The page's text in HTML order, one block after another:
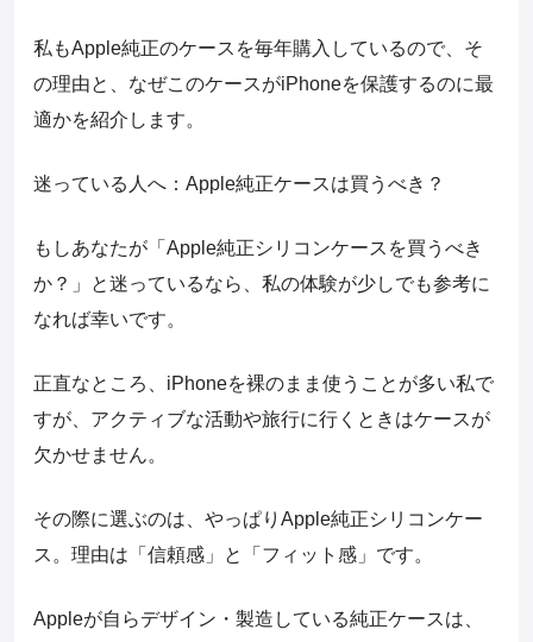
私もApple純正のケースを毎年購入しているので、そ
の理由と、なぜこのケースがiPhoneを保護するのに最
適かを紹介します。
迷っている人へ：Apple純正ケースは買うべき？
もしあなたが「Apple純正シリコンケースを買うべき
か？」と迷っているなら、私の体験が少しでも参考に
なれば幸いです。
正直なところ、iPhoneを裸のまま使うことが多い私で
すが、アクティブな活動や旅行に行くときはケースが
欠かせません。
その際に選ぶのは、やっぱりApple純正シリコンケー
ス。理由は「信頼感」と「フィット感」です。
Appleが自らデザイン・製造している純正ケースは、